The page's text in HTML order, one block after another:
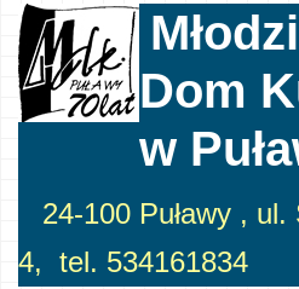
Dom
w
24-100 Puławy ,
4, tel. 534161834